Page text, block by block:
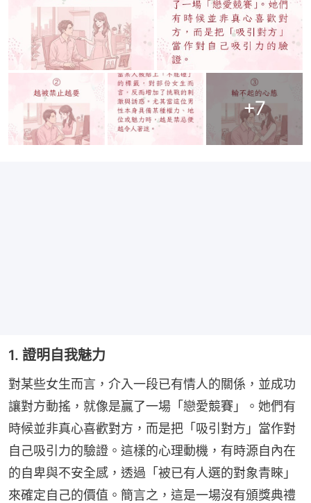
+7
1. 證明自我魅力
對某些女生而言，介入一段已有情人的關係，並成功
讓對方動搖，就像是贏了一場「戀愛競賽」。她們有
時候並非真心喜歡對方，而是把「吸引對方」當作對
自己吸引力的驗證。這樣的心理動機，有時源自內在
的自卑與不安全感，透過「被已有人選的對象青睞」
來確定自己的價值。簡言之，這是一場沒有頒獎典禮